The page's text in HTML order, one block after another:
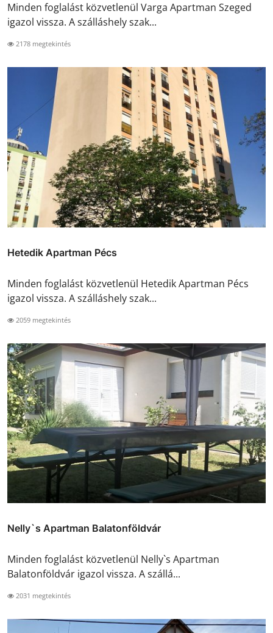
Minden foglalást közvetlenül Varga Apartman Szeged
igazol vissza. A szálláshely szak...
2178 megtekintés
Hetedik Apartman Pécs
Minden foglalást közvetlenül Hetedik Apartman Pécs
igazol vissza. A szálláshely szak...
2059 megtekintés
Nelly`s Apartman Balatonföldvár
Minden foglalást közvetlenül Nelly`s Apartman
Balatonföldvár igazol vissza. A szállá...
2031 megtekintés